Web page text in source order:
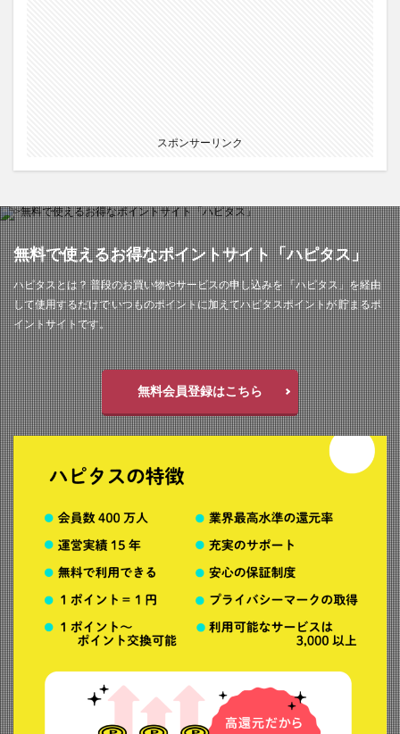
スポンサーリンク
無料で使えるお得なポイントサイト「ハピタス」
ハピタスとは？ 普段のお買い物やサービスの申し込みを 「ハピタス」を経由
して使用するだけで いつものポイントに加えてハピタスポイントが 貯まるポ
イントサイトです。
無料会員登録はこちら